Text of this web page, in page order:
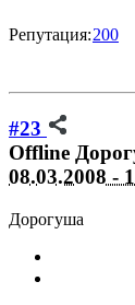
Репутация:200
#23
Offline
08.03.2008 -
Дорогуша